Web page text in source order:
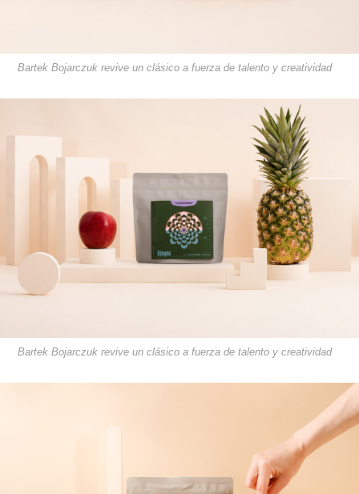
Bartek Bojarczuk revive un clásico a fuerza de talento y creatividad
Bartek Bojarczuk revive un clásico a fuerza de talento y creatividad